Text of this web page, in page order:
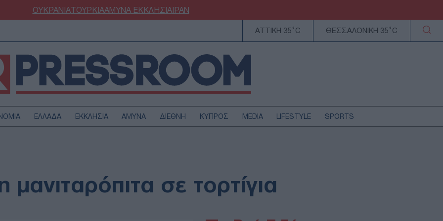
ΟΥΚΡΑΝΙΑΤΟΥΡΚΙΑΑΜΥΝΑΕΚΚΛΗΣΙΑΙΡΑΝ
ΑΤΤΙΚΗ 35°C ΘΕΣΣΑΛΟΝΙΚΗ 35°C
ΕΛΛΑΔΑ ΕΚΚΛΗΣΙΑ ΑΜΥΝΑ ΔΙΕΘΝΗ ΚΥΠΡΟΣ MEDIA LIFESTYLE SPORTS
ΤΕΧΝΟΛΟΓΙΑ
μανιταρόπιτα σε τορτίγια